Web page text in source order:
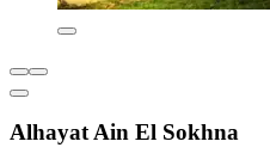
Alhayat Ain El Sokhna